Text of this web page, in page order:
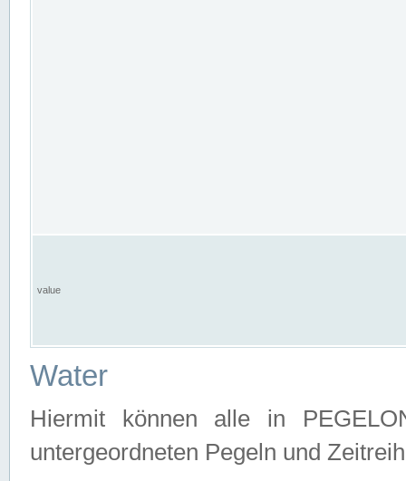
value
Water
Hiermit können alle in
untergeordneten Pegeln und